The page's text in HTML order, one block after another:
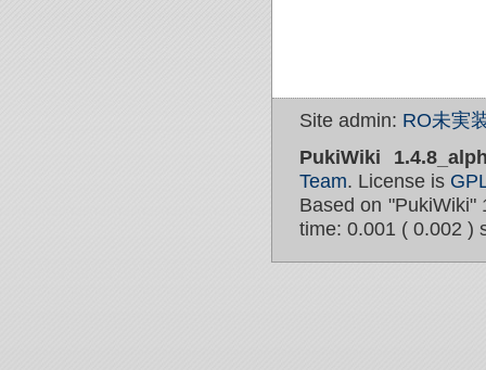
Site admin: RO未実
PukiWiki
Team. License is
Based on "PukiWiki"
time: 0.001 ( 0.002 )